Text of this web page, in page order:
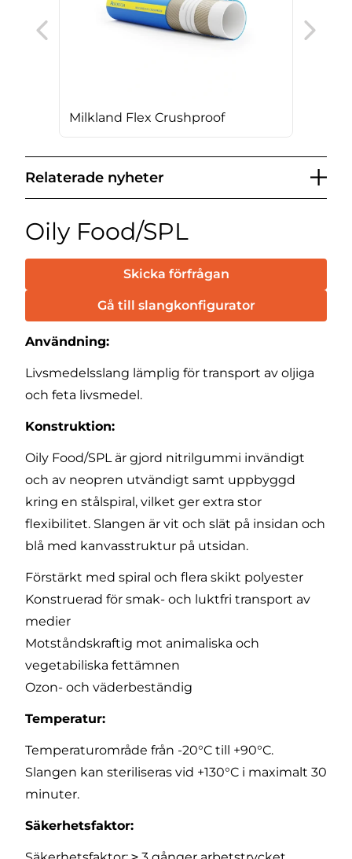
Milkland Flex Crushproof
Relaterade nyheter
Oily Food/SPL
Skicka förfrågan
Gå till slangkonfigurator
Användning:
Livsmedelsslang lämplig för transport av oljiga
och feta livsmedel.
Konstruktion:
Oily Food/SPL är gjord nitrilgummi invändigt
och av neopren utvändigt samt uppbyggd
kring en stålspiral, vilket ger extra stor
flexibilitet. Slangen är vit och slät på insidan och
blå med kanvasstruktur på utsidan.
Förstärkt med spiral och flera skikt polyester
Konstruerad för smak- och luktfri transport av
medier
Motståndskraftig mot animaliska och
vegetabiliska fettämnen
Ozon- och väderbeständig
Temperatur:
Temperaturområde från -20°C till +90°C.
Slangen kan steriliseras vid +130°C i maximalt 30
minuter.
Säkerhetsfaktor: